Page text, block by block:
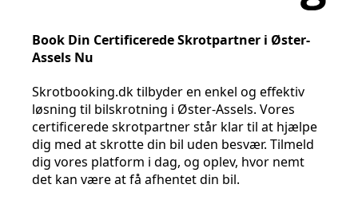
Book Din Certificerede Skrotpartner i Øster-
Assels Nu
Skrotbooking.dk tilbyder en enkel og effektiv
løsning til bilskrotning i Øster-Assels. Vores
certificerede skrotpartner står klar til at hjælpe
dig med at skrotte din bil uden besvær. Tilmeld
dig vores platform i dag, og oplev, hvor nemt
det kan være at få afhentet din bil.